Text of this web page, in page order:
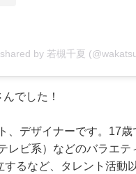
by 若槻千夏
でした！
、デザイナーです。17
レビ系）などのバラエ
るなど、タレント活動